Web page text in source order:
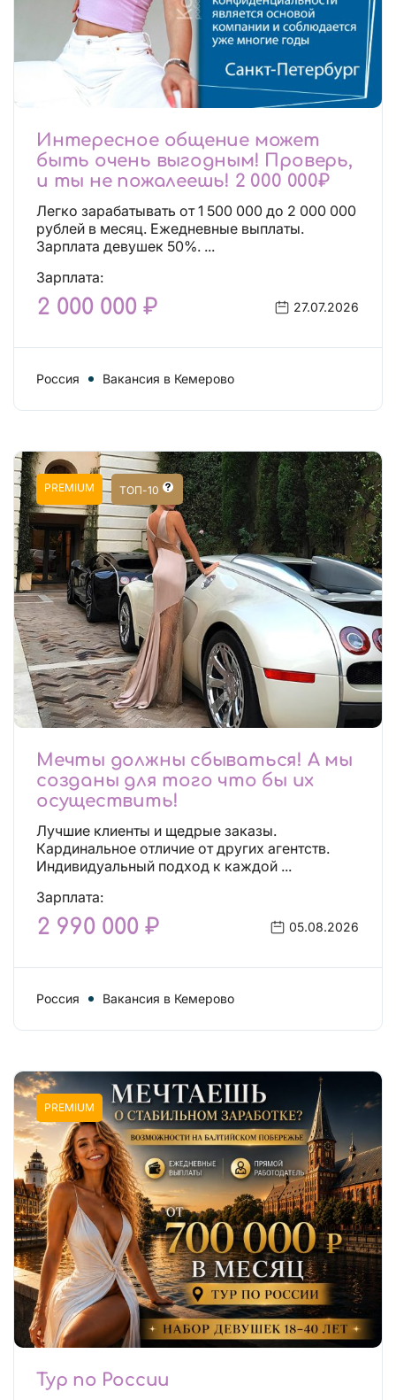
Интересное общение может
быть очень выгодным! Проверь,
и ты не пожалеешь! 2 000 000₽
Легко зарабатывать от 1 500 000 до 2 000 000
рублей в месяц. Ежедневные выплаты.
Зарплата девушек 50%. ...
Зарплата:
2 000 000 ₽ 27.07.2026
Россия Вакансия в Кемерово
PREMIUM ТОП-10
Мечты должны сбываться! А мы
созданы для того что бы их
осуществить!
Лучшие клиенты и щедрые заказы.
Кардинальное отличие от других агентств.
Индивидуальный подход к каждой ...
Зарплата:
2 990 000 ₽ 05.08.2026
Россия Вакансия в Кемерово
PREMIUM
Тур по России